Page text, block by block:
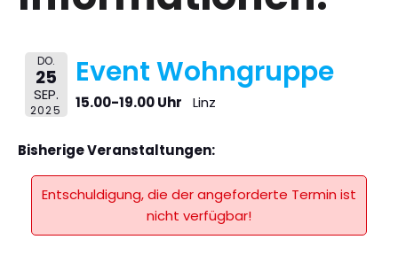
DO.
25
SEP.
2025
Event Wohngruppe
15.00-19.00 Uhr Linz
Bisherige Veranstaltungen:
Entschuldigung, die der angeforderte Termin ist
nicht verfügbar!